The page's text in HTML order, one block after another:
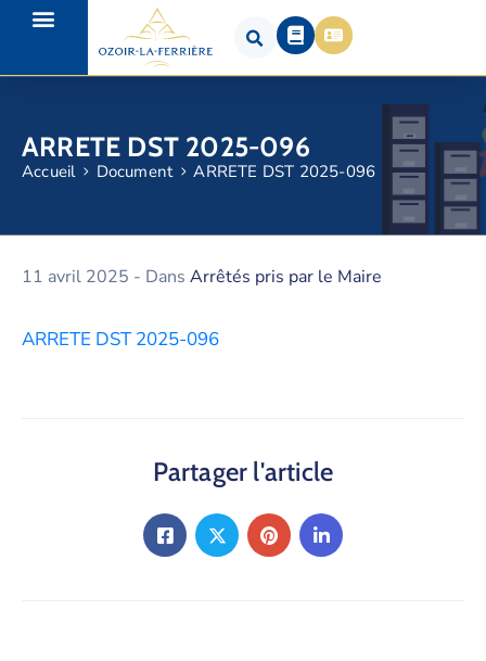
ARRETE DST 2025-096
Accueil Document ARRETE DST 2025-096
11 avril 2025 - Dans Arrêtés pris par le Maire
ARRETE DST 2025-096
Partager l'article